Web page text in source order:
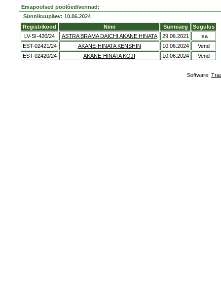
Emapoolsed poolõed/vennad:
Sünnikuupäev: 10.06.2024
Registrikood
Nimi Sünniaeg
Sugulus
LV-SI-420/24
ASTRA BRAMA DAICHI AKANE HINATA 29.06.2021
Isa
EST-02421/24
AKANE-HINATA KENSHIN 10.06.2024
Vend
EST-02420/24
AKANE-HINATA KOJI 10.06.2024 Vend
Software: